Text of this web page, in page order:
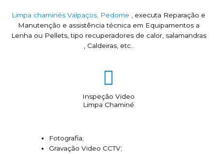
Limpa chaminés Valpaços, Pedome , executa Reparação e
Manutenção e assistência técnica em Equipamentos a
Lenha ou Pellets, tipo recuperadores de calor, salamandras
, Caldeiras, etc..
Inspeção Video
Limpa Chaminé
Fotografia;
Gravação Video CCTV;